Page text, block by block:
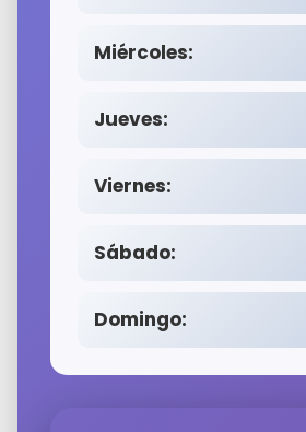
Miércoles:
Jueves:
Viernes:
Sábado:
Domingo: